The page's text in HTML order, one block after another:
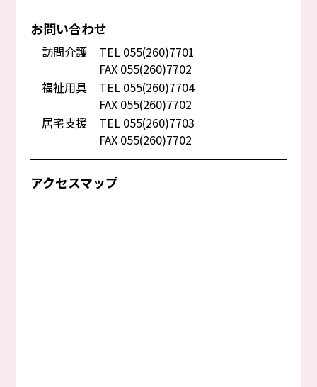
お問い合わせ
訪問介護
TEL 055(260)7701
FAX 055(260)7702
福祉用具
TEL 055(260)7704
FAX 055(260)7702
居宅支援
TEL 055(260)7703
FAX 055(260)7702
アクセスマップ